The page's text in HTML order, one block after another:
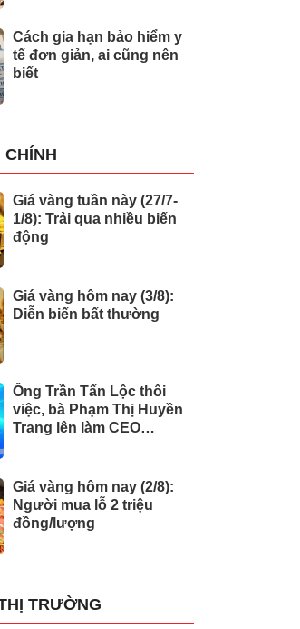
Cách gia hạn bảo hiểm y
tế đơn giản, ai cũng nên
biết
CHÍNH
Giá vàng tuần này (27/7-
1/8): Trải qua nhiều biến
động
Giá vàng hôm nay (3/8):
Diễn biến bất thường
Ông Trần Tấn Lộc thôi
việc, bà Phạm Thị Huyền
Trang lên làm CEO
Giá vàng hôm nay (2/8):
Người mua lỗ 2 triệu
đồng/lượng
TRƯỜNG